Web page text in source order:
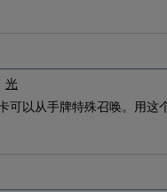
光
以从手牌特殊召唤。用这